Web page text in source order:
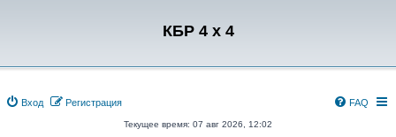
КБР 4 x 4
Вход Регистрация FAQ
Текущее время: 07 авг 2026, 12:02